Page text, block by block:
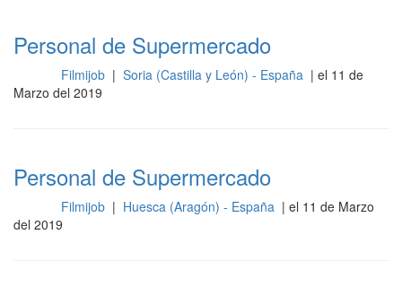
Personal de Supermercado
Filmijob | Soria (Castilla y León) - España | el 11 de
Marzo del 2019
Personal de Supermercado
Filmijob | Huesca (Aragón) - España | el 11 de Marzo
del 2019